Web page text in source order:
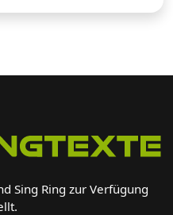
Sing Ring zur Verfügung